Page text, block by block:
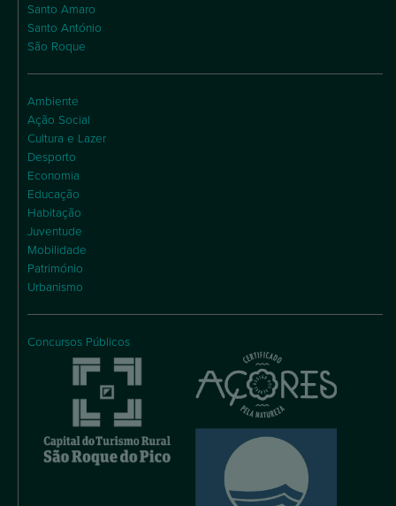
Santo Amaro
Santo António
São Roque
Ambiente
Ação Social
Cultura e Lazer
Desporto
Economia
Educação
Habitação
Juventude
Mobilidade
Património
Urbanismo
Concursos Públicos